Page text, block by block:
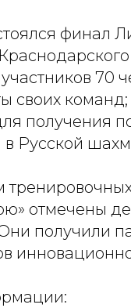
финал
70
своих
получения
в Русской
отмечены
получили